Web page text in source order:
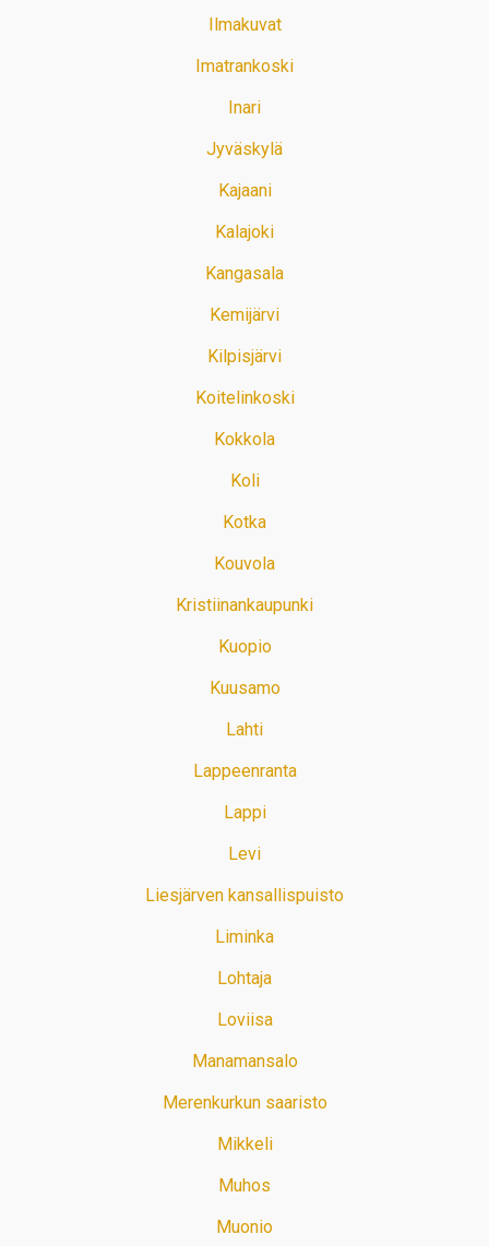
Ilmakuvat
Imatrankoski
Inari
Jyväskylä
Kajaani
Kalajoki
Kangasala
Kemijärvi
Kilpisjärvi
Koitelinkoski
Kokkola
Koli
Kotka
Kouvola
Kristiinankaupunki
Kuopio
Kuusamo
Lahti
Lappeenranta
Lappi
Levi
Liesjärven kansallispuisto
Liminka
Lohtaja
Loviisa
Manamansalo
Merenkurkun saaristo
Mikkeli
Muhos
Muonio